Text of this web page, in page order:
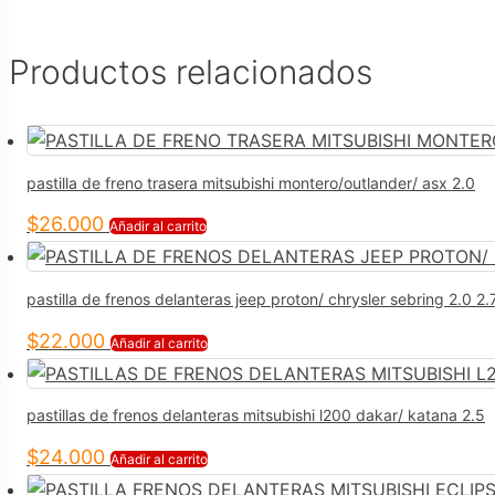
Productos relacionados
pastilla de freno trasera mitsubishi montero/outlander/ asx 2.0
$26.000 Añadir al carrito
pastilla de frenos delanteras jeep proton/ chrysler sebring 2.0
$22.000 Añadir al carrito
pastillas de frenos delanteras mitsubishi l200 dakar/ katana 2.5
$24.000 Añadir al carrito